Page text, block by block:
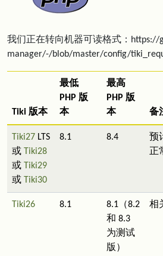
我们正在转向机器可读格式：https://
manager/-/blob/master/config/
Tiki 版本
最低
PHP 版
本
最高
PHP 版
本
备
Tiki27 LTS
或
Tiki28
或
Tiki29
或
Tiki30
8.1 8.4
预
正
Tiki26 8.1
8.1（8.2
和 8.3
为测试
版）
相